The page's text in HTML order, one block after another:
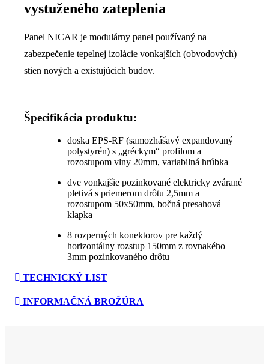
vystuženého zateplenia
Panel NICAR je modulárny panel používaný na
zabezpečenie tepelnej izolácie vonkajších (obvodových)
stien nových a existujúcich budov.
Špecifikácia produktu:
doska EPS-RF (samozhášavý expandovaný
polystyrén) s „gréckym“ profilom a
rozostupom vlny 20mm, variabilná hrúbka
dve vonkajšie pozinkované elektricky zvárané
pletivá s priemerom drôtu 2,5mm a
rozostupom 50x50mm, bočná presahová
klapka
8 rozperných konektorov pre každý
horizontálny rozstup 150mm z rovnakého
3mm pozinkovaného drôtu
TECHNICKÝ LIST
INFORMAČNÁ BROŽÚRA